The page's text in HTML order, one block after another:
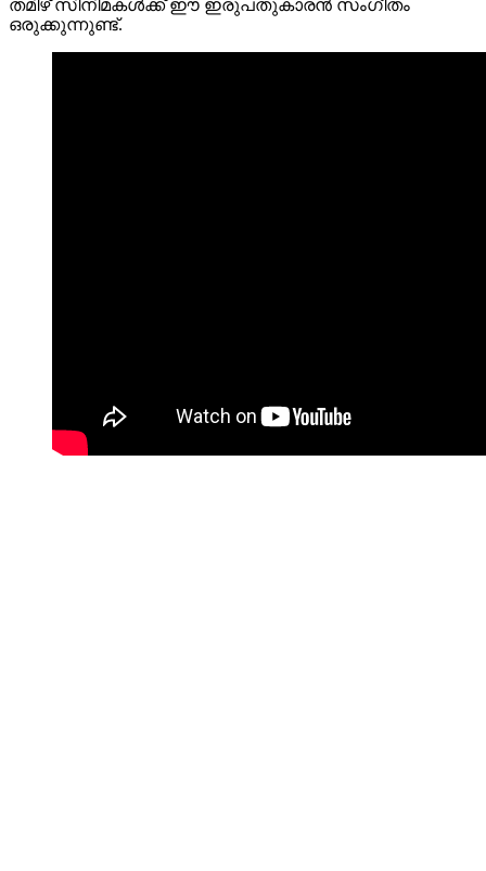
തമിഴ് സിനിമകൾക്ക് ഈ ഇരുപതുകാരൻ സംഗീതം
ഒരുക്കുന്നുണ്ട്.